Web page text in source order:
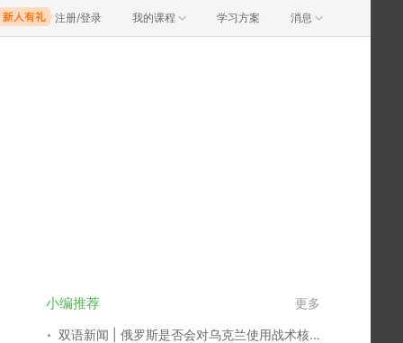
注册/登录 我的课程 学习方案 消息
小编推荐 更多
双语新闻 | 俄罗斯是否会对乌克兰使用战术核武器？